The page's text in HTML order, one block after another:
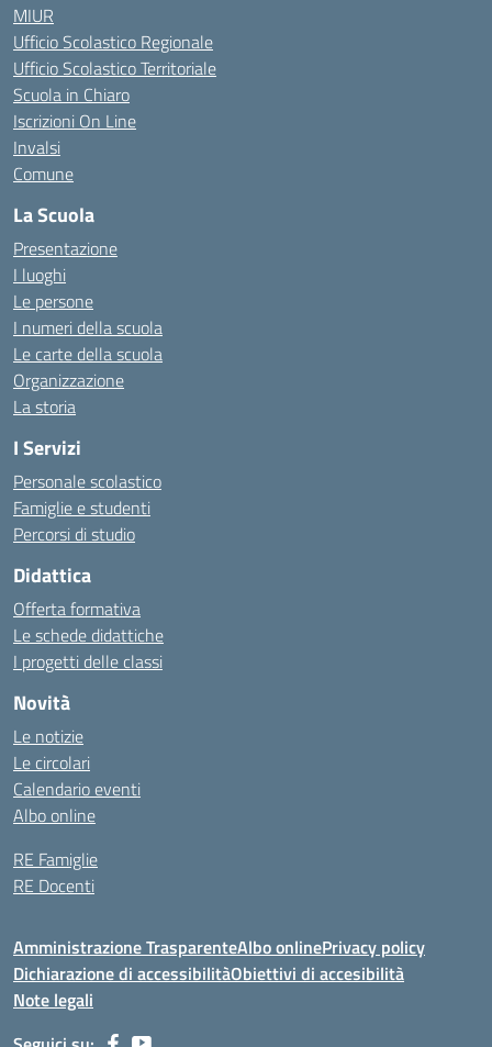
MIUR
Ufficio Scolastico Regionale
Ufficio Scolastico Territoriale
Scuola in Chiaro
Iscrizioni On Line
Invalsi
Comune
La Scuola
Presentazione
I luoghi
Le persone
I numeri della scuola
Le carte della scuola
Organizzazione
La storia
I Servizi
Personale scolastico
Famiglie e studenti
Percorsi di studio
Didattica
Offerta formativa
Le schede didattiche
I progetti delle classi
Novità
Le notizie
Le circolari
Calendario eventi
Albo online
RE Famiglie
RE Docenti
Amministrazione TrasparenteAlbo onlinePrivacy policy
Dichiarazione di accessibilitàObiettivi di accesibilità
Note legali